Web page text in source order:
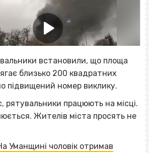
встановили, що площа
близько 200 квадратних
підвищений номер виклику.
рятувальники працюють на місці.
Жителів міста просять не
Уманщині чоловік отримав